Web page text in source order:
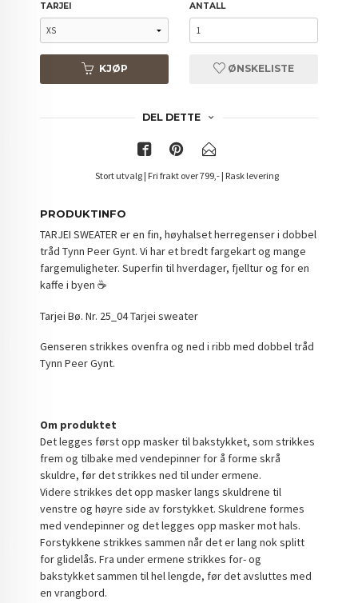
TARJEI ANTALL
KJØP ØNSKELISTE
DEL DETTE
Stort utvalg | Fri frakt over 799,- | Rask levering
PRODUKTINFO
TARJEI SWEATER er en fin, høyhalset herregenser i dobbel
tråd Tynn Peer Gynt. Vi har et bredt fargekart og mange
fargemuligheter. Superfin til hverdager, fjelltur og for en
kaffe i byen ☕️
Tarjei Bø. Nr. 25_04 Tarjei sweater
Genseren strikkes ovenfra og ned i ribb med dobbel tråd
Tynn Peer Gynt.
Om produktet
Det legges først opp masker til bakstykket, som strikkes
frem og tilbake med vendepinner for å forme skrå
skuldre, før det strikkes ned til under ermene.
Videre strikkes det opp masker langs skuldrene til
venstre og høyre side av forstykket. Skuldrene formes
med vendepinner og det legges opp masker mot hals.
Forstykkene strikkes sammen når det er lang nok splitt
for glidelås. Fra under ermene strikkes for- og
bakstykket sammen til hel lengde, før det avsluttes med
en vrangbord.